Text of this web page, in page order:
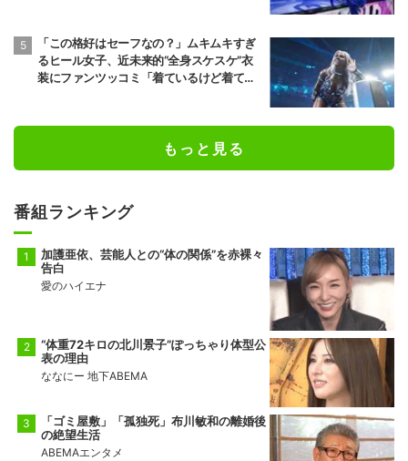
「この格好はセーフなの？」ムキムキすぎ
るヒール女子、近未来的“全身スケスケ”衣
装にファンツッコミ「着ているけど着てい
もっと見る
番組ランキング
加護亜依、芸能人との“体の関係”を赤裸々
告白
愛のハイエナ
“体重72キロの北川景子”ぽっちゃり体型公
表の理由
ななにー 地下ABEMA
「ゴミ屋敷」「孤独死」布川敏和の離婚後
の絶望生活
ABEMAエンタメ